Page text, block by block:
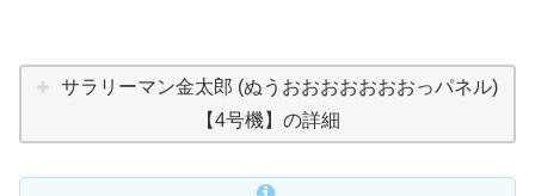
サラリーマン金太郎 (ぬうおおおおおおおっパネル)
【4号機】の詳細